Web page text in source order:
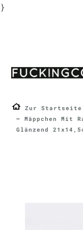
}
Zur Startseite
Mäppchen Mit
Glänzend